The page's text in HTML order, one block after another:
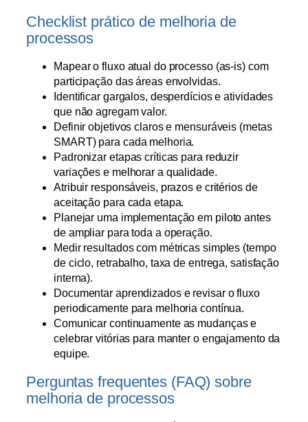
Checklist prático de melhoria de
processos
Mapear o fluxo atual do processo (as-is) com
participação das áreas envolvidas.
Identificar gargalos, desperdícios e atividades
que não agregam valor.
Definir objetivos claros e mensuráveis (metas
SMART) para cada melhoria.
Padronizar etapas críticas para reduzir
variações e melhorar a qualidade.
Atribuir responsáveis, prazos e critérios de
aceitação para cada etapa.
Planejar uma implementação em piloto antes
de ampliar para toda a operação.
Medir resultados com métricas simples (tempo
de ciclo, retrabalho, taxa de entrega, satisfação
interna).
Documentar aprendizados e revisar o fluxo
periodicamente para melhoria contínua.
Comunicar continuamente as mudanças e
celebrar vitórias para manter o engajamento da
equipe.
Perguntas frequentes (FAQ) sobre
melhoria de processos